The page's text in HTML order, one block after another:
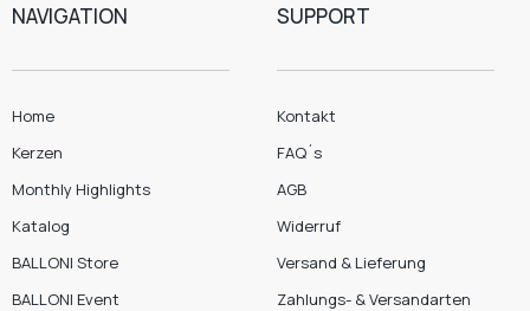
NAVIGATION
Home
Kerzen
Monthly Highlights
Katalog
BALLONI Store
BALLONI Event
SUPPORT
Kontakt
FAQ´s
AGB
Widerruf
Versand & Lieferung
Zahlungs- & Versandarten